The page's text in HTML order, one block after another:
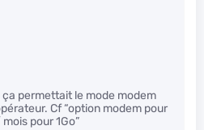
permettait le mode modem
Cf “option modem pour
pour 1Go”